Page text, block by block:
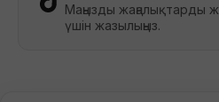
Маңызды жаңалықтарды
үшін жазылыңыз.